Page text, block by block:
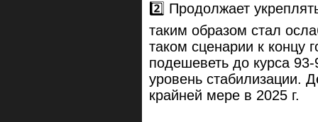
2️⃣ Продолжает
таким образом стал
таком сценарии к концу
подешеветь до курса
уровень стабилизации.
крайней мере в 2025 г.